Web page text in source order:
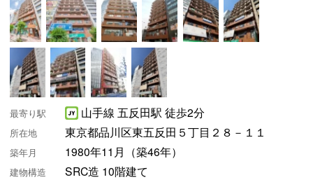
最寄り駅 山手線 五反田駅 徒歩2分
所在地 東京都品川区東五反田５丁目２８－１１
築年月 1980年11月（築46年）
建物構造 SRC造 10階建て